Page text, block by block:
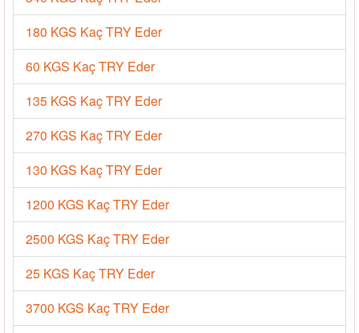
180 KGS Kaç TRY Eder
60 KGS Kaç TRY Eder
135 KGS Kaç TRY Eder
270 KGS Kaç TRY Eder
130 KGS Kaç TRY Eder
1200 KGS Kaç TRY Eder
2500 KGS Kaç TRY Eder
25 KGS Kaç TRY Eder
3700 KGS Kaç TRY Eder